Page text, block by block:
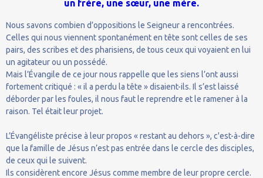
un frère, une sœur, une mère.
Nous savons combien d’oppositions le Seigneur a rencontrées.
Celles qui nous viennent spontanément en tête sont celles de ses
pairs, des scribes et des pharisiens, de tous ceux qui voyaient en lui
un agitateur ou un possédé.
Mais l’Évangile de ce jour nous rappelle que les siens l’ont aussi
fortement critiqué : « il a perdu la tête » disaient-ils. Il s’est laissé
déborder par les foules, il nous faut le reprendre et le ramener à la
raison. Tel était leur projet.
L’Évangéliste précise à leur propos « restant au dehors », c'est-à-dire
que la famille de Jésus n’est pas entrée dans le cercle des disciples,
de ceux qui le suivent.
Ils considèrent encore Jésus comme membre de leur propre cercle.